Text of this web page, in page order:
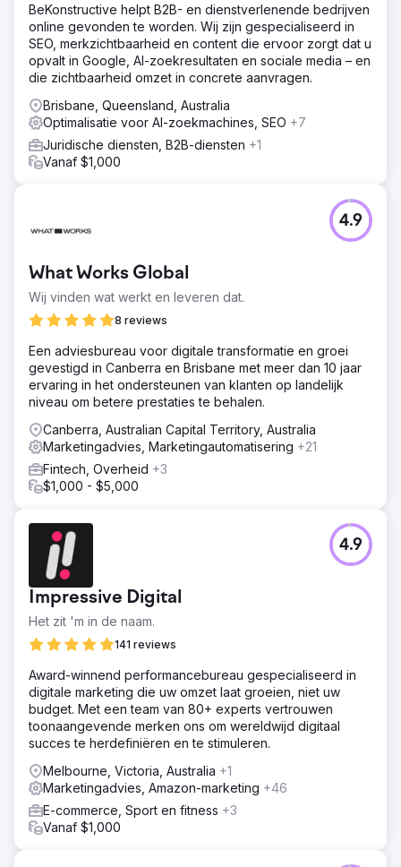
BeKonstructive helpt B2B- en dienstverlenende bedrijven
online gevonden te worden. Wij zijn gespecialiseerd in
SEO, merkzichtbaarheid en content die ervoor zorgt dat u
opvalt in Google, AI-zoekresultaten en sociale media – en
die zichtbaarheid omzet in concrete aanvragen.
Brisbane, Queensland, Australia
Optimalisatie voor AI-zoekmachines, SEO +7
Juridische diensten, B2B-diensten +1
Vanaf $1,000
What Works Global
Wij vinden wat werkt en leveren dat.
8 reviews
4.9
Een adviesbureau voor digitale transformatie en groei
gevestigd in Canberra en Brisbane met meer dan 10 jaar
ervaring in het ondersteunen van klanten op landelijk
niveau om betere prestaties te behalen.
Canberra, Australian Capital Territory, Australia
Marketingadvies, Marketingautomatisering +21
Fintech, Overheid +3
$1,000 - $5,000
Impressive Digital
Het zit 'm in de naam.
141 reviews
4.9
Award-winnend performancebureau gespecialiseerd in
digitale marketing die uw omzet laat groeien, niet uw
budget. Met een team van 80+ experts vertrouwen
toonaangevende merken ons om wereldwijd digitaal
succes te herdefiniëren en te stimuleren.
Melbourne, Victoria, Australia +1
Marketingadvies, Amazon-marketing +46
E-commerce, Sport en fitness +3
Vanaf $1,000